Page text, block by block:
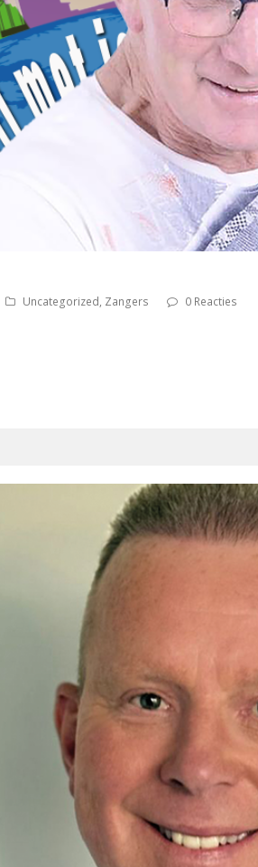
Uncategorized, Zangers 0 Reacties